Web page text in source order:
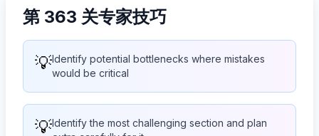
第 363 关专家技巧
💡Identify potential bottlenecks where mistakes
would be critical
💡Identify the most challenging section and plan